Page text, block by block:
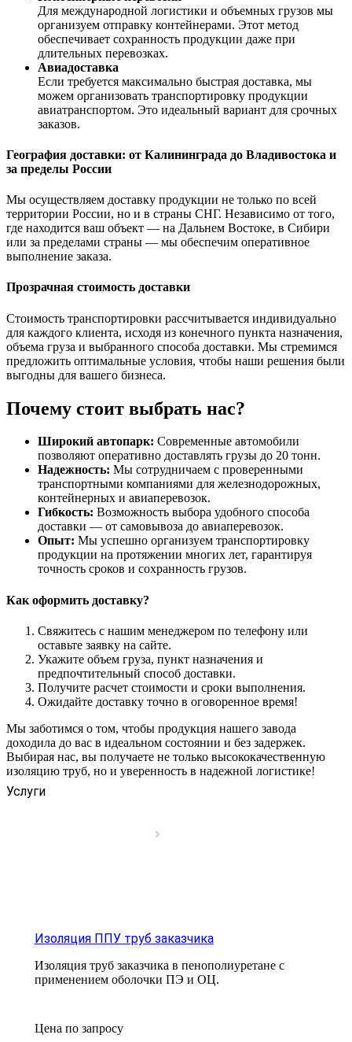
Для международной логистики и объемных грузов мы
организуем отправку контейнерами. Этот метод
обеспечивает сохранность продукции даже при
длительных перевозках.
Авиадоставка
Если требуется максимально быстрая доставка, мы
можем организовать транспортировку продукции
авиатранспортом. Это идеальный вариант для срочных
заказов.
География доставки: от Калининграда до Владивостока и
за пределы России
Мы осуществляем доставку продукции не только по всей
территории России, но и в страны СНГ. Независимо от того,
где находится ваш объект — на Дальнем Востоке, в Сибири
или за пределами страны — мы обеспечим оперативное
выполнение заказа.
Прозрачная стоимость доставки
Стоимость транспортировки рассчитывается индивидуально
для каждого клиента, исходя из конечного пункта назначения,
объема груза и выбранного способа доставки. Мы стремимся
предложить оптимальные условия, чтобы наши решения были
выгодны для вашего бизнеса.
Почему стоит выбрать нас?
Широкий автопарк: Современные автомобили
позволяют оперативно доставлять грузы до 20 тонн.
Надежность: Мы сотрудничаем с проверенными
транспортными компаниями для железнодорожных,
контейнерных и авиаперевозок.
Гибкость: Возможность выбора удобного способа
доставки — от самовывоза до авиаперевозок.
Опыт: Мы успешно организуем транспортировку
продукции на протяжении многих лет, гарантируя
точность сроков и сохранность грузов.
Как оформить доставку?
Свяжитесь с нашим менеджером по телефону или
оставьте заявку на сайте.
Укажите объем груза, пункт назначения и
предпочтительный способ доставки.
Получите расчет стоимости и сроки выполнения.
Ожидайте доставку точно в оговоренное время!
Мы заботимся о том, чтобы продукция нашего завода
доходила до вас в идеальном состоянии и без задержек.
Выбирая нас, вы получаете не только высококачественную
изоляцию труб, но и уверенность в надежной логистике!
Услуги
Изоляция ППУ труб заказчика
Изоляция труб заказчика в пенополиуретане с
применением оболочки ПЭ и ОЦ.
Цена по запросу